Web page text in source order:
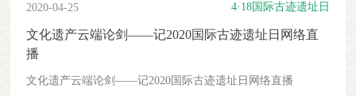
管理者、机构、学者等，还应该包括欣赏、游览、消费、使用
遗产的利益相关者，例如遗产地居民、博物馆观众、景点游
客、旅游纪念品的消费者等。在遗产思辨研究视角看来，人们
化遗产旅游中观众（包括访客、游客等）的各种参与形式都在
的决定性因素[7]。所以，遗产地为追求游客满意度的提高和经
济效益的提升，一方面会尽可能地保护遗产地客体的原真性；
另一方面会保护旅游体验的原真性（遗产地为吸引旅游者，需
挖掘并保护当地的文化资源，开发多样化的遗产旅游产品，满
2020-04-25 4·18国际古迹遗址日
文化遗产云端论剑——记2020国际古迹遗址日网络直
播
文化遗产云端论剑——记2020国际古迹遗址日网络直播